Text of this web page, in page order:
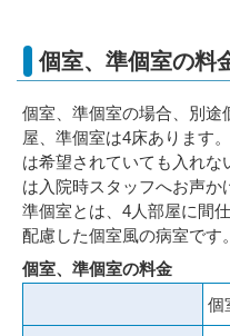
個室、準個室の料
個室、準個室の場合、別途
屋、準個室は4床あります
は希望されていても入れ
は入院時スタッフへお声か
準個室とは、4人部屋に間
配慮した個室風の病室です。
個室、準個室の料金
個